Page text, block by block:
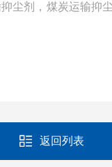
尘剂，煤炭运输抑
返回列表